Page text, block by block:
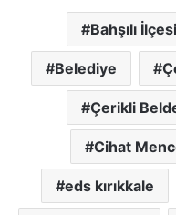
Bahşılı İlçesi
Belediye
Çerikli
Cihat
eds kırıkkale